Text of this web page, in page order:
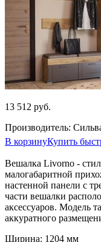
13 512 руб.
Производитель:
В корзинуКупить
Вешалка Livorno -
малогабаритной
настенной панели с
части вешалки
аксессуаров. Модель
аккуратного
Ширина: 1204 мм